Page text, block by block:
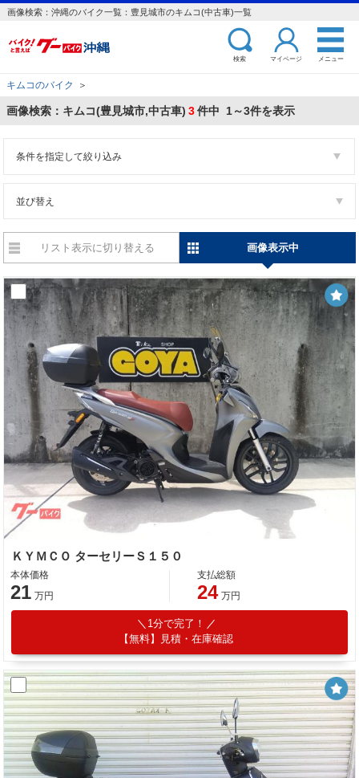
画像検索：沖縄のバイク一覧：豊見城市のキムコ(中古車)一覧
検索 マイページ メニュー
キムコのバイク ＞
画像検索：キムコ(豊見城市,中古車) 3件中 1～3件を表示
条件を指定して絞り込み
並び替え
リスト表示に切り替える 画像表示中
ＫＹＭＣＯ ターセリーＳ１５０
本体価格
21 万円
支払総額
24 万円
1分で完了！
【無料】見積・在庫確認